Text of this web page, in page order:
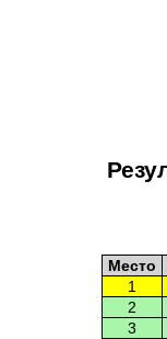
Место
1
2
3